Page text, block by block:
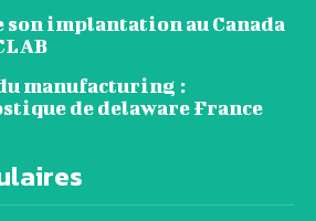
son implantation au Canada
manufacturing :
de delaware France